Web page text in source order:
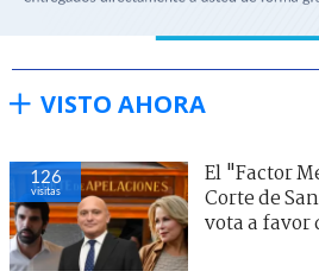
VISTO AHORA
126
visitas
El "Factor
Corte de
vota a favor